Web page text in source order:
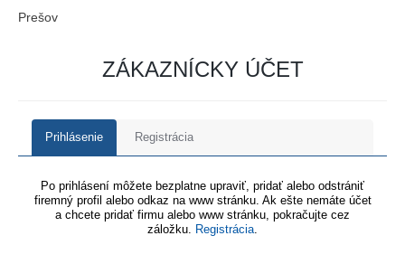
Prešov
ZÁKAZNÍCKY ÚČET
Prihlásenie Registrácia
Po prihlásení môžete bezplatne upraviť, pridať alebo odstrániť
firemný profil alebo odkaz na www stránku. Ak ešte nemáte účet
a chcete pridať firmu alebo www stránku, pokračujte cez
záložku. Registrácia.